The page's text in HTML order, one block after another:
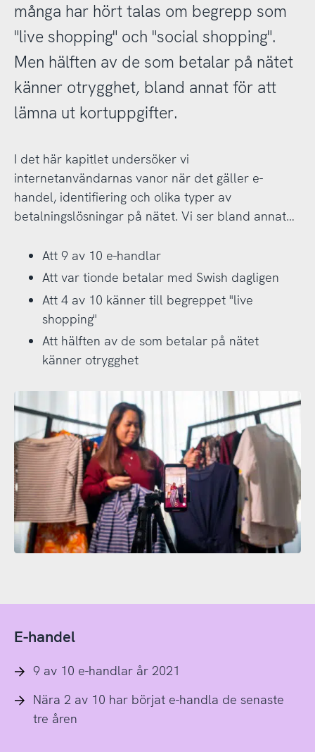
många har hört talas om begrepp som
"live shopping" och "social shopping".
Men hälften av de som betalar på nätet
känner otrygghet, bland annat för att
lämna ut kortuppgifter.
I det här kapitlet undersöker vi
internetanvändarnas vanor när det gäller e-
handel, identifiering och olika typer av
betalningslösningar på nätet. Vi ser bland annat…
Att 9 av 10 e-handlar
Att var tionde betalar med Swish dagligen
Att 4 av 10 känner till begreppet "live
shopping"
Att hälften av de som betalar på nätet
känner otrygghet
E-handel
9 av 10 e-handlar år 2021
Nära 2 av 10 har börjat e-handla de senaste
tre åren